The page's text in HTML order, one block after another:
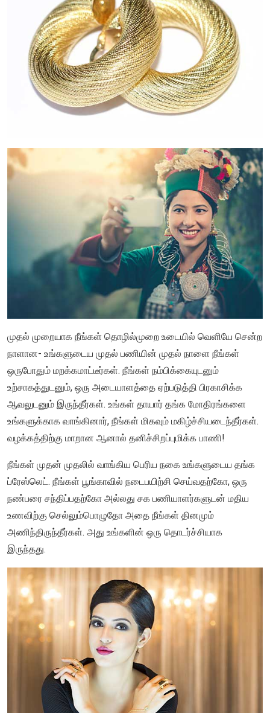
முதல் முறையாக நீங்கள் தொழில்முறை உடையில் வெளியே சென்ற
நாளான- உங்களுடைய முதல் பணியின் முதல் நாளை நீங்கள்
ஒருபோதும் மறக்கமாட்டீர்கள். நீங்கள் நம்பிக்கையுடனும்
உற்சாகத்துடனும், ஒரு அடையாளத்தை ஏற்படுத்தி பிரகாசிக்க
ஆவலுடனும் இருந்தீர்கள். உங்கள் தாயார் தங்க மோதிரங்களை
உங்களுக்காக வாங்கினார், நீங்கள் மிகவும் மகிழ்ச்சியடைந்தீர்கள்.
வழக்கத்திற்கு மாறான ஆனால் தனிச்சிறப்புமிக்க பாணி!
நீங்கள் முதன் முதலில் வாங்கிய பெரிய நகை உங்களுடைய தங்க
ப்ரேஸ்லெட். நீங்கள் பூங்காவில் நடைபயிற்சி செய்வதற்கோ, ஒரு
நண்பரை சந்திப்பதற்கோ அல்லது சக பணியாளர்களுடன் மதிய
உணவிற்கு செல்லும்பொழுதோ அதை நீங்கள் தினமும்
அணிந்திருந்தீர்கள். அது உங்களின் ஒரு தொடர்ச்சியாக
இருந்தது.